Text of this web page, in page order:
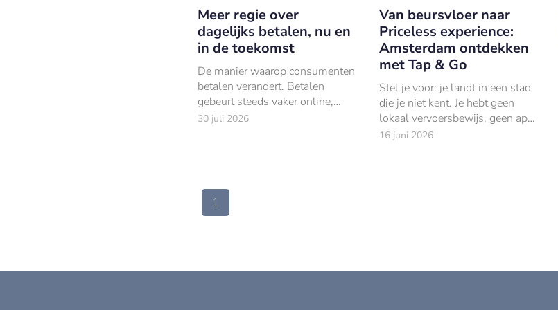
Meer regie over
dagelijks betalen, nu en
in de toekomst
De manier waarop consumenten
betalen verandert. Betalen
gebeurt steeds vaker online,
mobiel en internationaal. Tegelijk
30 juli 2026
Van beursvloer naar
Priceless experience:
Amsterdam ontdekken
met Tap & Go
Stel je voor: je landt in een stad
die je niet kent. Je hebt geen
lokaal vervoersbewijs, geen app,
geen contant geld. Maar je hebt
16 juni 2026
1